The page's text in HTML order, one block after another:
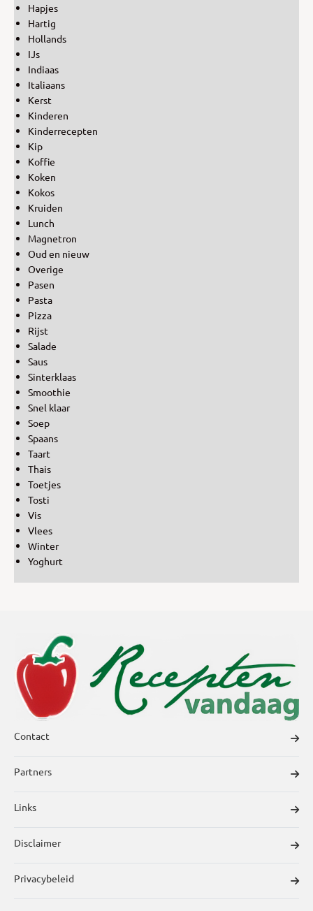
Hapjes
Hartig
Hollands
IJs
Indiaas
Italiaans
Kerst
Kinderen
Kinderrecepten
Kip
Koffie
Koken
Kokos
Kruiden
Lunch
Magnetron
Oud en nieuw
Overige
Pasen
Pasta
Pizza
Rijst
Salade
Saus
Sinterklaas
Smoothie
Snel klaar
Soep
Spaans
Taart
Thais
Toetjes
Tosti
Vis
Vlees
Winter
Yoghurt
Contact
Partners
Links
Disclaimer
Privacybeleid